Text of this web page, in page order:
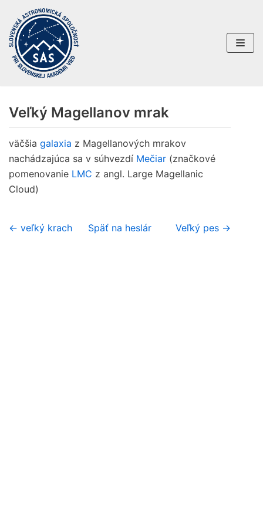
Preskočiť
na
obsah
Veľký Magellanov mrak
väčšia galaxia z Magellanových mrakov
nachádzajúca sa v súhvezdí Mečiar (značkové
pomenovanie LMC z angl. Large Magellanic
Cloud)
← veľký krach Späť na heslár Veľký pes →